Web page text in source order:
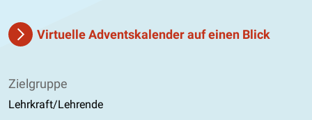
Virtuelle Adventskalender auf einen Blick
Zielgruppe
Lehrkraft/Lehrende